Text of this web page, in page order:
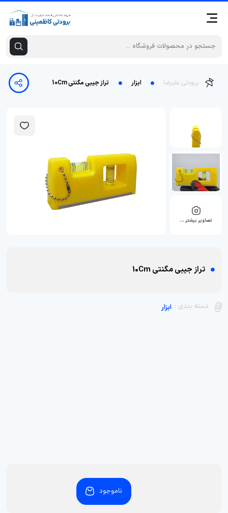
برودتی علیرضا ابزار تراز جیبی مگنتی 10Cm
تصاویر بیشتر …
تراز جیبی مگنتی 10Cm
دسته بندی : ابزار
ناموجود